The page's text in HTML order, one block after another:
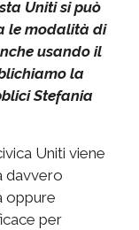
Uniti si può
le modalità di
usando il
la
Stefania
Uniti viene
davvero
oppure
per